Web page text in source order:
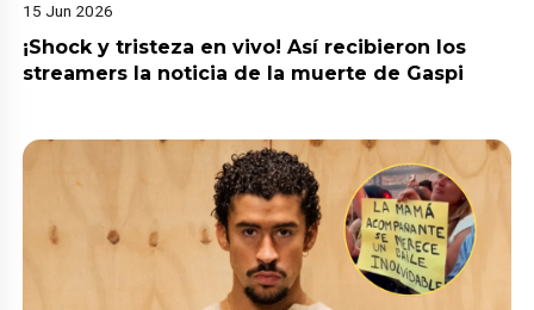
15 Jun 2026
¡Shock y tristeza en vivo! Así recibieron los
streamers la noticia de la muerte de Gaspi